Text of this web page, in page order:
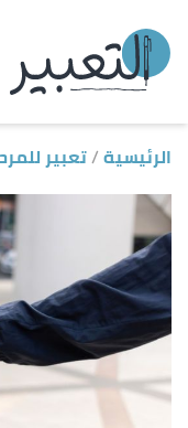
الرئيسية تعبير